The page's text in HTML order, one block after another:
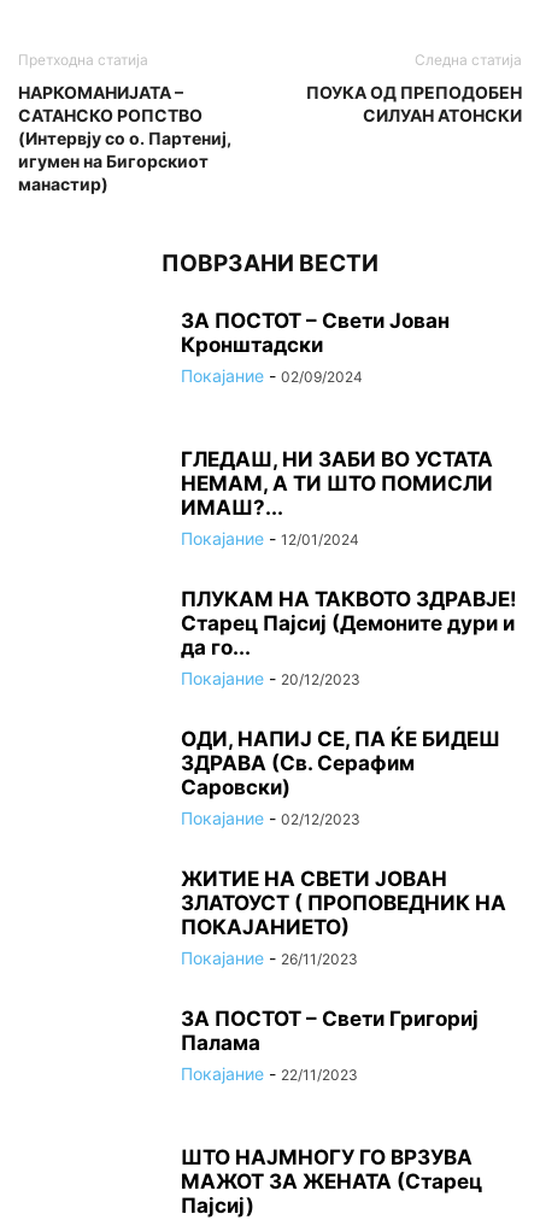
Претходна статија
НАРКОМАНИЈАТА –
САТАНСКО РОПСТВО
(Интервју со о. Партениј,
игумен на Бигорскиот
манастир)
Следна статија
ПОУКА ОД ПРЕПОДОБЕН
СИЛУАН АТОНСКИ
ПОВРЗАНИ ВЕСТИ
ЗА ПОСТОТ – Свети Јован
Кронштадски
Покајание - 02/09/2024
ГЛЕДАШ, НИ ЗАБИ ВО УСТАТА
НЕМАМ, А ТИ ШТО ПОМИСЛИ
ИМАШ?...
Покајание - 12/01/2024
ПЛУКАМ НА ТАКВОТО ЗДРАВЈЕ!
Старец Пајсиј (Демоните дури и
да го...
Покајание - 20/12/2023
ОДИ, НАПИЈ СЕ, ПА ЌЕ БИДЕШ
ЗДРАВА (Св. Серафим
Саровски)
Покајание - 02/12/2023
ЖИТИЕ НА СВЕТИ ЈОВАН
ЗЛАТОУСТ ( ПРОПОВЕДНИК НА
ПОКАЈАНИЕТО)
Покајание - 26/11/2023
ЗА ПОСТОТ – Свети Григориј
Палама
Покајание - 22/11/2023
ШТО НАЈМНОГУ ГО ВРЗУВА
МАЖОТ ЗА ЖЕНАТА (Старец
Пајсиј)